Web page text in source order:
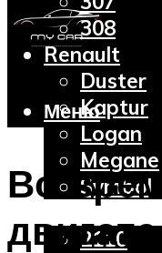
308
Renault
Duster
Kaptur
Logan
Megane
Symbol
2110
Меню
Во